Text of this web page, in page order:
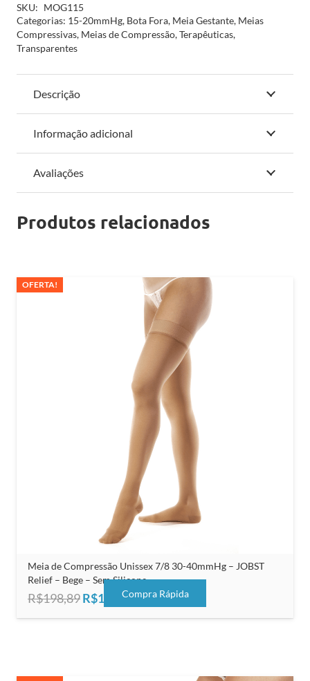
15-
20mmHg
-
JOBST
UltraSheer
-
Preta
-
Fechada
quantidade
SKU: MOG115
Categorias: 15-20mmHg, Bota Fora, Meia Gestante, Meias
Compressivas, Meias de Compressão,Terapêuticas,
Transparentes
Descrição
Informação adicional
Avaliações
Produtos relacionados
OFERTA!
Meia de Compressão Unissex 7/8 30-40mmHg – JOBST
Relief – Bege – Sem Silicone
R$198,89O
R$125,00O
Compra Rápida